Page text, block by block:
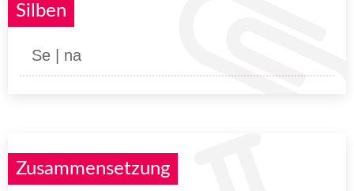
Silben
Se | na
Zusammensetzung